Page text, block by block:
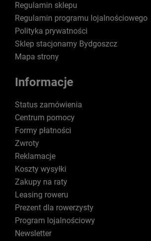
Regulamin sklepu
Regulamin programu lojalnościowego
Polityka prywatności
Sklep stacjonarny Bydgoszcz
Mapa strony
Informacje
Status zamówienia
Centrum pomocy
Formy płatności
Zwroty
Reklamacje
Koszty wysyłki
Zakupy na raty
Leasing roweru
Prezent dla rowerzysty
Program lojalnościowy
Newsletter